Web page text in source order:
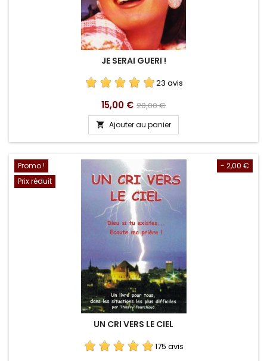
JE SERAI GUERI !
23 avis
Prix
15,00 € Prix
de
base
20,00 €
 Ajouter au panier
- 2,00 €
Promo !
Prix réduit
UN CRI VERS LE CIEL
175 avis